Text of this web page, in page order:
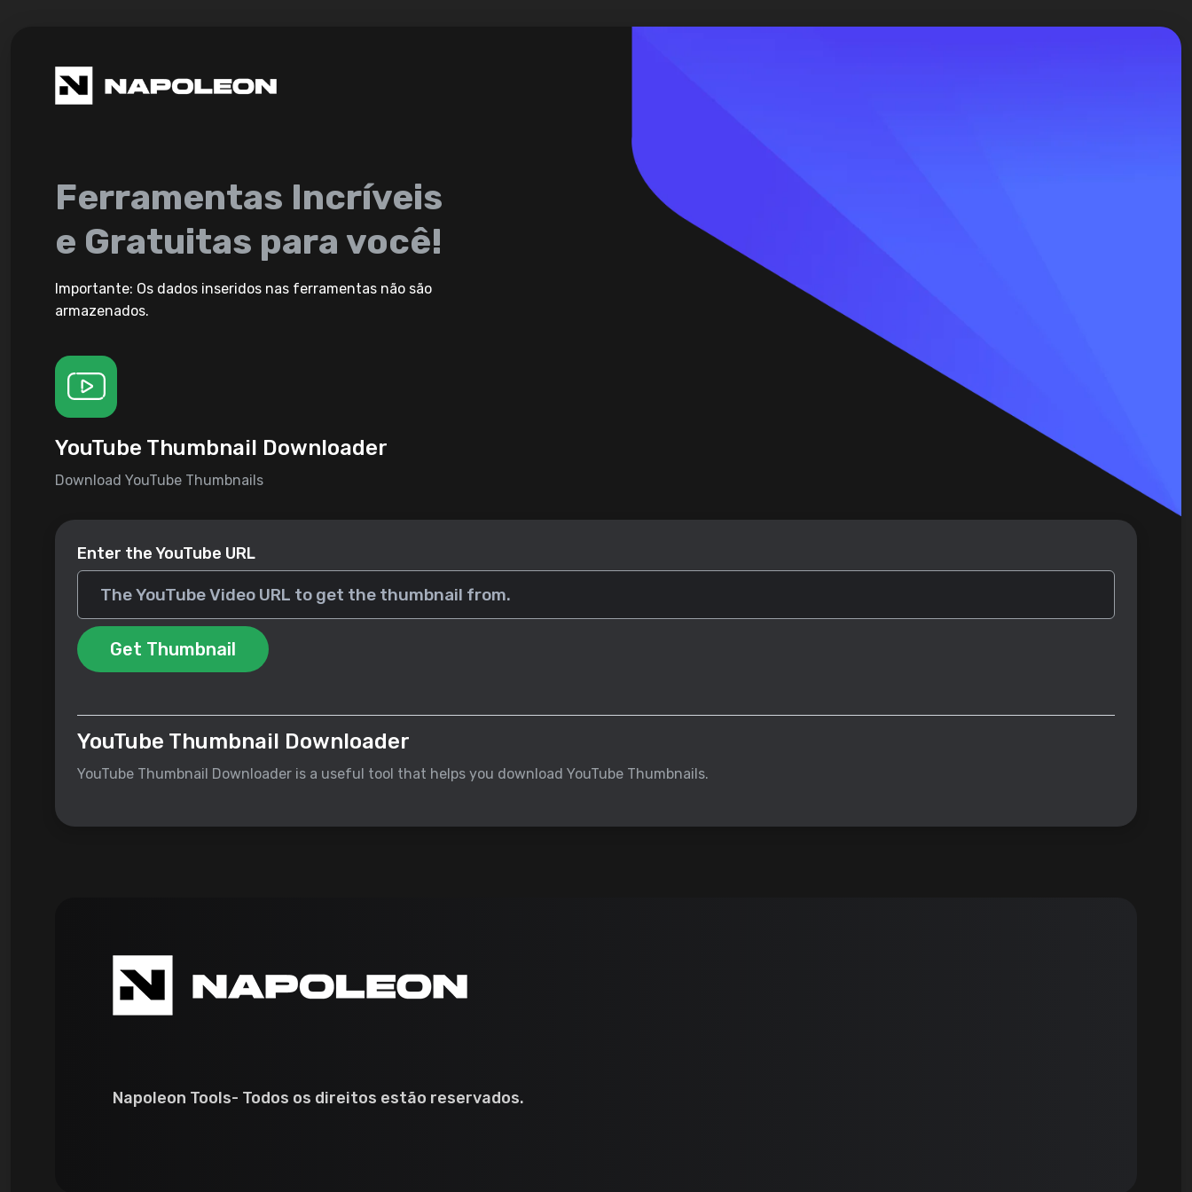
Ferramentas Incríveis
e Gratuitas para você!
Importante: Os dados inseridos nas ferramentas não são
armazenados.
YouTube Thumbnail Downloader
Download YouTube Thumbnails
Enter the YouTube URL
Get Thumbnail
YouTube Thumbnail Downloader
YouTube Thumbnail Downloader is a useful tool that helps you download YouTube Thumbnails.
Napoleon Tools- Todos os direitos estão reservados.